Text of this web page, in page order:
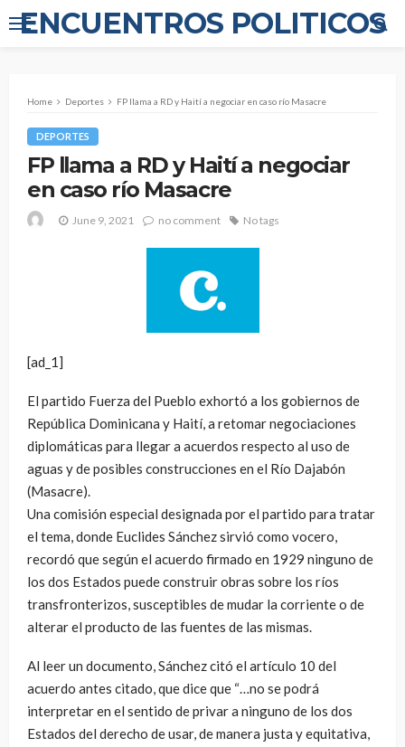
ENCUENTROS POLITICOS
Home Deportes FP llama a RD y Haití a negociar en caso río Masacre
DEPORTES
FP llama a RD y Haití a negociar
en caso río Masacre
June 9, 2021 no comment No tags
[ad_1]
El partido Fuerza del Pueblo exhortó a los gobiernos de
República Dominicana y Haití, a retomar negociaciones
diplomáticas para llegar a acuerdos respecto al uso de
aguas y de posibles construcciones en el Río Dajabón
(Masacre).
Una comisión especial designada por el partido para tratar
el tema, donde Euclides Sánchez sirvió como vocero,
recordó que según el acuerdo firmado en 1929 ninguno de
los dos Estados puede construir obras sobre los ríos
transfronterizos, susceptibles de mudar la corriente o de
alterar el producto de las fuentes de las mismas.
Al leer un documento, Sánchez citó el artículo 10 del
acuerdo antes citado, que dice que “…no se podrá
interpretar en el sentido de privar a ninguno de los dos
Estados del derecho de usar, de manera justa y equitativa,